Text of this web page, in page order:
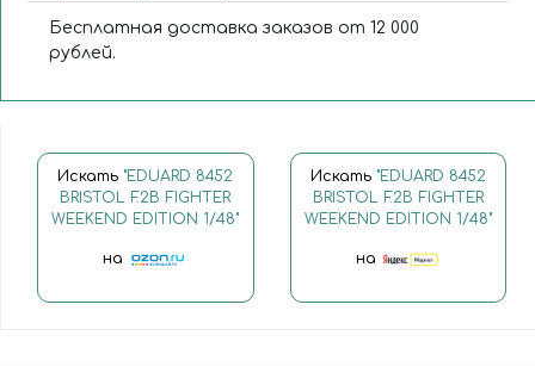
Бесплатная доставка заказов от 12 000
рублей.
Искать "EDUARD 8452
BRISTOL F.2B FIGHTER
WEEKEND EDITION 1/48"
на
Искать "EDUARD 8452
BRISTOL F.2B FIGHTER
WEEKEND EDITION 1/48"
на